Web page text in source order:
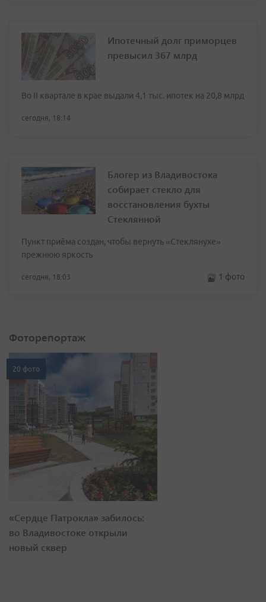
Ипотечный долг приморцев
превысил 367 млрд
Во II квартале в крае выдали 4,1 тыс. ипотек на 20,8 млрд
сегодня, 18:14
Блогер из Владивостока
собирает стекло для
восстановления бухты
Стеклянной
Пункт приёма создан, чтобы вернуть «Стеклянухе»
прежнюю яркость
сегодня, 18:03 1 фото
Фоторепортаж
20 фото
«Сердце Патрокла» забилось:
во Владивостоке открыли
новый сквер